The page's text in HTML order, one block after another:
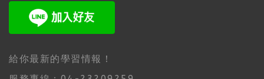
給你最新的學習情報！